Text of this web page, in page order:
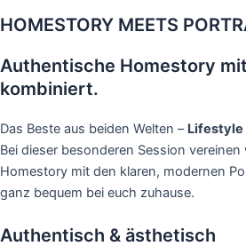
HOMESTORY MEETS
Authentische Homestory
kombiniert.
Das Beste aus beiden Welten –
Bei dieser besonderen Session
Homestory mit den klaren, modernen
ganz bequem bei euch zuhause.
Authentisch & ästhetisch